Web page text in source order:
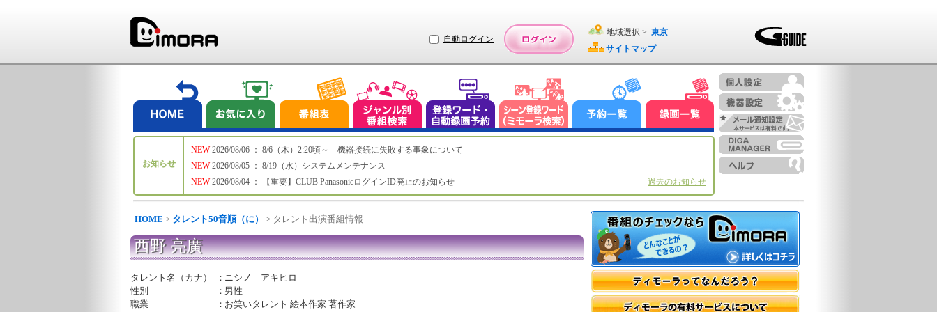
自動ログイン
地域選択 > 東京
サイトマップ
お知らせ
NEW
NEW
NEW
2026/08/06 ： 8/6（木）2:20頃～ 機器接続に失敗する事象について
2026/08/05 ： 8/19（水）システムメンテナンス
2026/08/04 ： 【重要】CLUB PanasonicログインID廃止のお知らせ
過去のお知らせ
HOME > タレント50音順（に） > タレント出演番組情報
西野 亮廣
タレント名（カナ） ： ニシノ アキヒロ
性別
： 男性
職業
： お笑いタレント 絵本作家 著作家